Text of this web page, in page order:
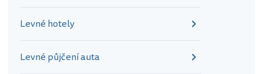
Levné hotely
Levné půjčení auta